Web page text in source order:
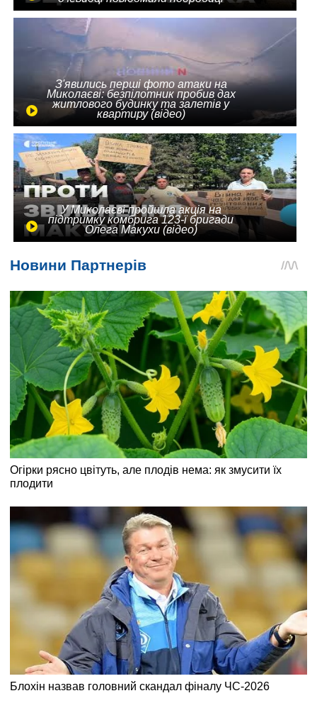
З'явились перші фото атаки на
Миколаєві: безпілотник пробив дах
житлового будинку та залетів у
квартиру (відео)
У Миколаєві пройшла акція на
підтримку комбрига 123-ї бригади
Олега Макухи (відео)